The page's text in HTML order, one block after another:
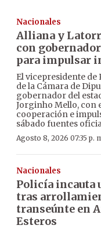
Nacionales
Alliana y
con
para impulsar
El vicepresidente de
de la Cámara de
gobernador del
Jorginho Mello, con
cooperación e
sábado fuentes
Agosto 8, 2026 07:35 p.
Nacionales
Policía incauta
tras
transeúnte en
Esteros